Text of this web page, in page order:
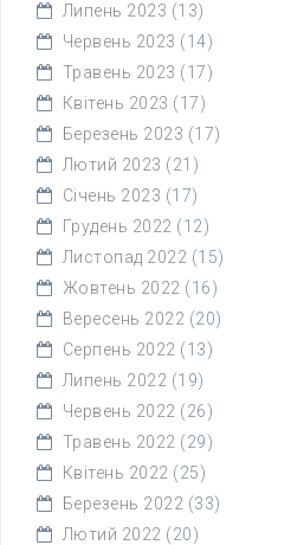
Липень 2023 (13)
Червень 2023 (14)
Травень 2023 (17)
Квітень 2023 (17)
Березень 2023 (17)
Лютий 2023 (21)
Січень 2023 (17)
Грудень 2022 (12)
Листопад 2022 (15)
Жовтень 2022 (16)
Вересень 2022 (20)
Серпень 2022 (13)
Липень 2022 (19)
Червень 2022 (26)
Травень 2022 (29)
Квітень 2022 (25)
Березень 2022 (33)
Лютий 2022 (20)